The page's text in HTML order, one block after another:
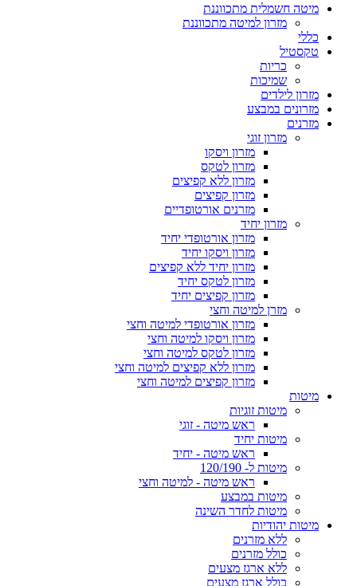
מיטה חשמלית מתכווננת
מזרון למיטה מתכווננת
כללי
טקסטיל
כריות
שמיכות
מזרון לילדים
מזרונים במבצע
מזרנים
מזרון זוגי
מזרון ויסקו
מזרון לטקס
מזרון ללא קפיצים
מזרון קפיצים
מזרנים אורטופדיים
מזרון יחיד
מזרון אורטופדי יחיד
מזרון ויסקו יחיד
מזרון יחיד ללא קפיצים
מזרון לטקס יחיד
מזרון קפיצים יחיד
מזרן למיטה וחצי
מזרון אורטופדי למיטה וחצי
מזרון ויסקו למיטה וחצי
מזרון לטקס למיטה וחצי
מזרון ללא קפיצים למיטה וחצי
מזרון קפיצים למיטה וחצי
מיטות
מיטות זוגיות
ראש מיטה - זוגי
מיטות יחיד
ראש מיטה - יחיד
מיטות ל- 120/190
ראש מיטה - למיטה וחצי
מיטות במבצע
מיטות לחדר השינה
מיטות יהודיות
ללא מזרנים
כולל מזרנים
ללא ארגז מצעים
כולל ארגז מצעים